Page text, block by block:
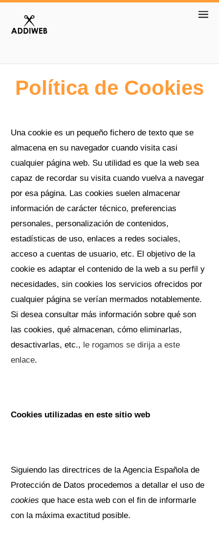
Política de Cookies
Una cookie es un pequeño fichero de texto que se
almacena en su navegador cuando visita casi
cualquier página web. Su utilidad es que la web sea
capaz de recordar su visita cuando vuelva a navegar
por esa página. Las cookies suelen almacenar
información de carácter técnico, preferencias
personales, personalización de contenidos,
estadísticas de uso, enlaces a redes sociales,
acceso a cuentas de usuario, etc. El objetivo de la
cookie es adaptar el contenido de la web a su perfil y
necesidades, sin cookies los servicios ofrecidos por
cualquier página se verían mermados notablemente.
Si desea consultar más información sobre qué son
las cookies, qué almacenan, cómo eliminarlas,
desactivarlas, etc., le rogamos se dirija a este
enlace.
Cookies utilizadas en este sitio web
Siguiendo las directrices de la Agencia Española de
Protección de Datos procedemos a detallar el uso de
cookies que hace esta web con el fin de informarle
con la máxima exactitud posible.